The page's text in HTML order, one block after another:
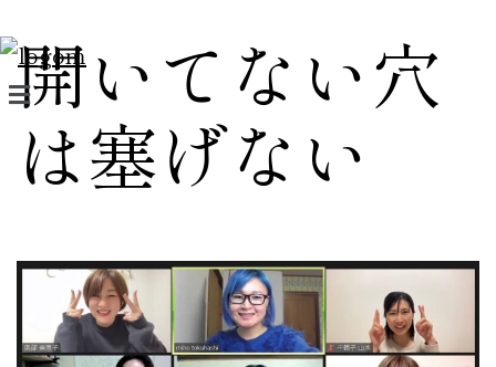
開いてない穴
は塞げない